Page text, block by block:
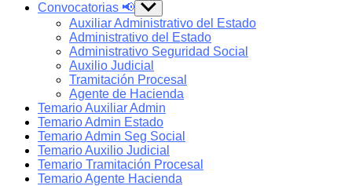
Convocatorias 📢 Show
sub
menu
Auxiliar Administrativo del Estado
Administrativo del Estado
Administrativo Seguridad Social
Auxilio Judicial
Tramitación Procesal
Agente de Hacienda
Temario Auxiliar Admin
Temario Admin Estado
Temario Admin Seg Social
Temario Auxilio Judicial
Temario Tramitación Procesal
Temario Agente Hacienda